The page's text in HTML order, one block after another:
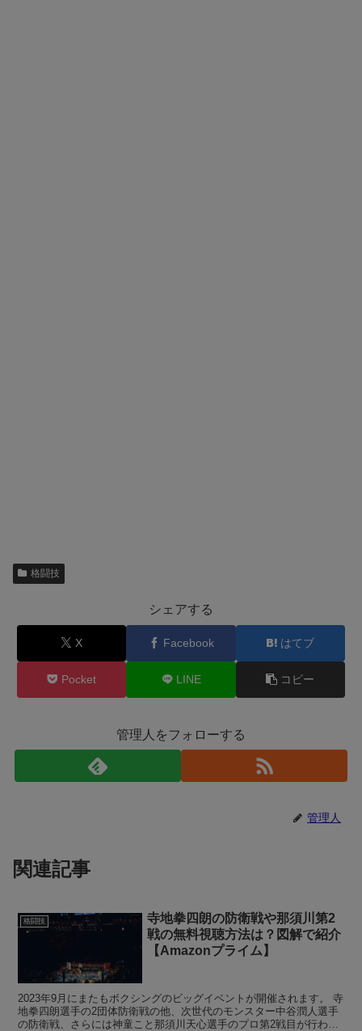
格闘技
シェアする
X Facebook はてブ
Pocket LINE コピー
管理人をフォローする
管理人
関連記事
格闘技
寺地拳四朗の防衛戦や那須川第2
戦の無料視聴方法は？図解で紹介
【Amazonプライム】
2023年9月にまたもボクシングのビッグイベントが開催されます。 寺
地拳四朗選手の2団体防衛戦の他、次世代のモンスター中谷潤人選手
の防衛戦、さらには神童こと那須川天心選手のプロ第2戦目が行われ